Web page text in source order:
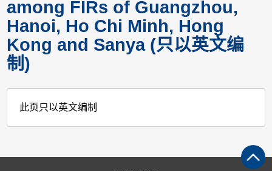
among FIRs of Guangzhou,
Hanoi, Ho Chi Minh, Hong
Kong and Sanya (只以英文编
制)
此页只以英文编制